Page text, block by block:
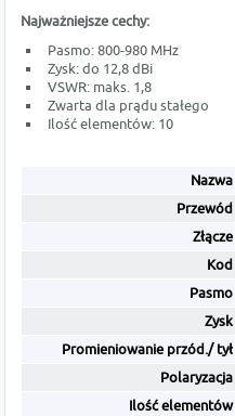
Najważniejsze cechy:
Pasmo: 800-980 MHz
Zysk: do 12,8 dBi
VSWR: maks. 1,8
Zwarta dla prądu stałego
Ilość elementów: 10
Nazwa
Przewód
Złącze
Kod
Pasmo
Zysk
Promieniowanie przód./ tył
Polaryzacja
Ilość elementów